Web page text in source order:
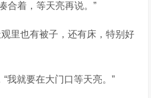
合着，等天亮再说。”
里也有被子，还有床，特别好
“我就要在大门口等天亮。”